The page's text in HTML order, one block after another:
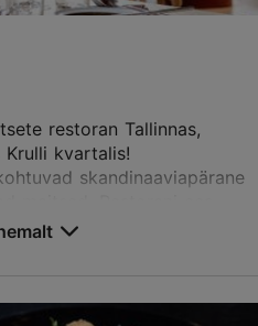
restoran Tallinnas,
Krulli kvartalis!
skandinaaviapärane